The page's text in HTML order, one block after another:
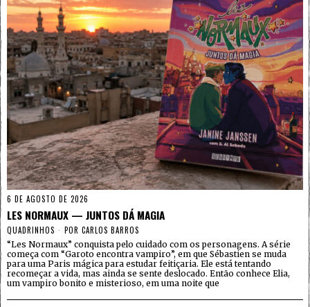
6 DE AGOSTO DE 2026
LES NORMAUX — JUNTOS DÁ MAGIA
QUADRINHOS POR CARLOS BARROS
“Les Normaux” conquista pelo cuidado com os personagens. A série
começa com “Garoto encontra vampiro”, em que Sébastien se muda
para uma Paris mágica para estudar feitiçaria. Ele está tentando
recomeçar a vida, mas ainda se sente deslocado. Então conhece Elia,
um vampiro bonito e misterioso, em uma noite que